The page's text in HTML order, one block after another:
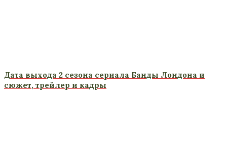
Дата выхода 2 сезона сериала Банды Лондона и
сюжет, трейлер и кадры